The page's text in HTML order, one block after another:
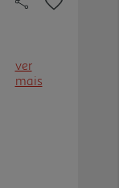
ver
mais